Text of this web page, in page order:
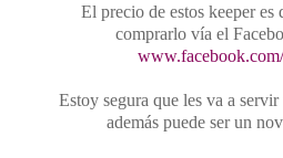
El precio de estos keeper es
comprarlo vía el
Estoy segura que les va a
además puede ser un